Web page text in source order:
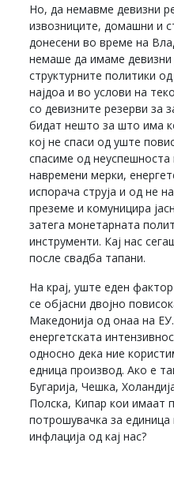
Но, да немавме девизни
извозниците, домашни и
донесени во време на
немаше да имаме девизни
структурните политики
најдоа и во услови на
со девизните резерви за
бидат нешто за што има
кој не спаси од уште
спасиме од
навремени мерки,
испорача струја и од не
преземе и комуницира
затега монетарната
инструменти. Кај нас
после свадба тапани.
На крај, уште еден
се објасни двојно
Македонија од онаа на
енергетската
односно дека ние
едница производ. Ако е
Бугарија, Чешка,
Полска, Кипар кои имаат
потрошувачка за
инфлација од кај нас?